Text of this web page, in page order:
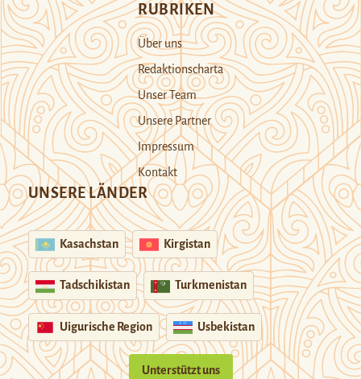
RUBRIKEN
Über uns
Redaktionscharta
Unser Team
Unsere Partner
Impressum
Kontakt
UNSERE LÄNDER
Kasachstan Kirgistan
Tadschikistan Turkmenistan
Uigurische Region Usbekistan
Unterstützt uns